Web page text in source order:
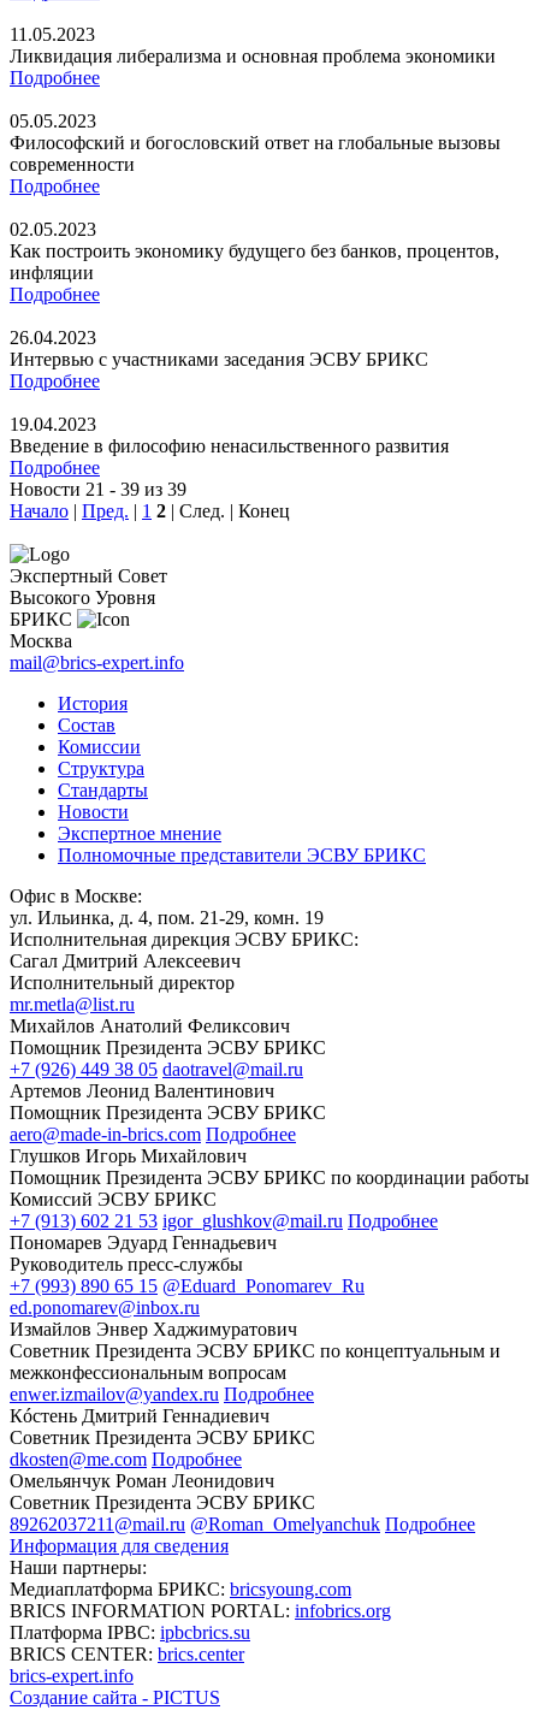
11.05.2023
Ликвидация либерализма и основная проблема экономики
Подробнее
05.05.2023
Философский и богословский ответ на глобальные вызовы
современности
Подробнее
02.05.2023
Как построить экономику будущего без банков, процентов,
инфляции
Подробнее
26.04.2023
Интервью с участниками заседания ЭСВУ БРИКС
Подробнее
19.04.2023
Введение в философию ненасильственного развития
Подробнее
Новости 21 - 39 из 39
Начало | Пред. | 1 2 | След. | Конец
Экспертный Совет
Высокого Уровня
БРИКС
Москва
mail@brics-expert.info
История
Состав
Комиссии
Структура
Стандарты
Новости
Экспертное мнение
Полномочные представители ЭСВУ БРИКС
Офис в Москве:
ул. Ильинка, д. 4, пом. 21-29, комн. 19
Исполнительная дирекция ЭСВУ БРИКС:
Сагал Дмитрий Алексеевич
Исполнительный директор
mr.metla@list.ru
Михайлов Анатолий Феликсович
Помощник Президента ЭСВУ БРИКС
+7 (926) 449 38 05 daotravel@mail.ru
Артемов Леонид Валентинович
Помощник Президента ЭСВУ БРИКС
aero@made-in-brics.com Подробнее
Глушков Игорь Михайлович
Помощник Президента ЭСВУ БРИКС по координации работы
Комиссий ЭСВУ БРИКС
+7 (913) 602 21 53 igor_glushkov@mail.ru Подробнее
Пономарев Эдуард Геннадьевич
Руководитель пресс-службы
+7 (993) 890 65 15 @Eduard_Ponomarev_Ru
ed.ponomarev@inbox.ru
Измайлов Энвер Хаджимуратович
Советник Президента ЭСВУ БРИКС по концептуальным и
межконфессиональным вопросам
enwer.izmailov@yandex.ru Подробнее
Кóстень Дмитрий Геннадиевич
Советник Президента ЭСВУ БРИКС
dkosten@me.com Подробнее
Омельянчук Роман Леонидович
Советник Президента ЭСВУ БРИКС
89262037211@mail.ru @Roman_Omelyanchuk Подробнее
Информация для сведения
Наши партнеры:
Медиаплатформа БРИКС: bricsyoung.com
BRICS INFORMATION PORTAL: infobrics.org
Платформа IPBC: ipbcbrics.su
BRICS CENTER: brics.center
brics-expert.info
Создание сайта - PICTUS